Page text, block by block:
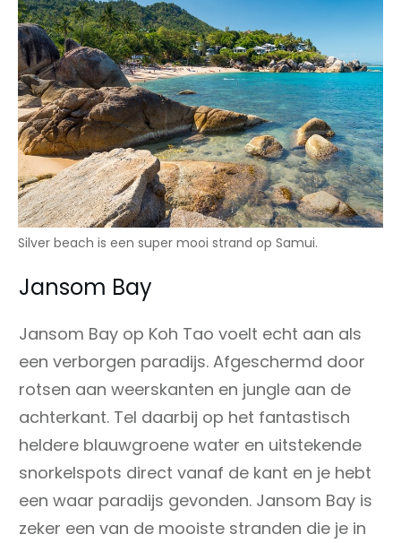
Silver beach is een super mooi strand op Samui.
Jansom Bay
Jansom Bay op Koh Tao voelt echt aan als
een verborgen paradijs. Afgeschermd door
rotsen aan weerskanten en jungle aan de
achterkant. Tel daarbij op het fantastisch
heldere blauwgroene water en uitstekende
snorkelspots direct vanaf de kant en je hebt
een waar paradijs gevonden. Jansom Bay is
zeker een van de mooiste stranden die je in